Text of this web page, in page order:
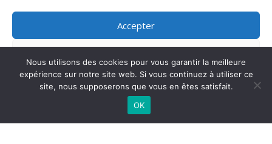
Accepter
Voir les préférences
Politique de cookies
AISPJA © 2024 | Tous droits réservés
Nous utilisons des cookies pour vous garantir la meilleure
expérience sur notre site web. Si vous continuez à utiliser ce
site, nous supposerons que vous en êtes satisfait.
OK